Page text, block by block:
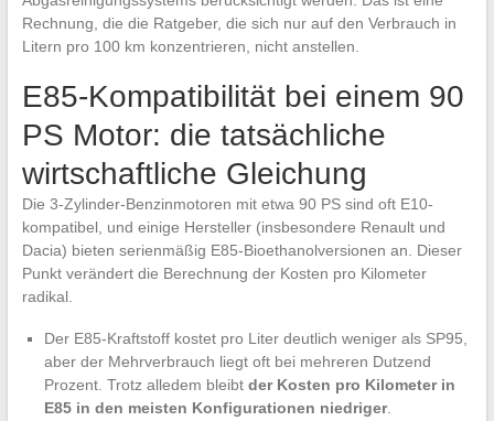
Rechnung, die die Ratgeber, die sich nur auf den Verbrauch in
Litern pro 100 km konzentrieren, nicht anstellen.
E85-Kompatibilität bei einem 90
PS Motor: die tatsächliche
wirtschaftliche Gleichung
Die 3-Zylinder-Benzinmotoren mit etwa 90 PS sind oft E10-
kompatibel, und einige Hersteller (insbesondere Renault und
Dacia) bieten serienmäßig E85-Bioethanolversionen an. Dieser
Punkt verändert die Berechnung der Kosten pro Kilometer
radikal.
Der E85-Kraftstoff kostet pro Liter deutlich weniger als SP95,
aber der Mehrverbrauch liegt oft bei mehreren Dutzend
Prozent. Trotz alledem bleibt der Kosten pro Kilometer in
E85 in den meisten Konfigurationen niedriger.